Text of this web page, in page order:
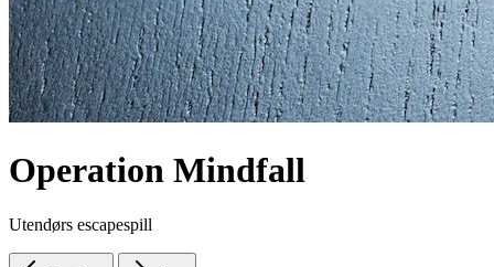
Operation Mindfall
Utendørs escapespill